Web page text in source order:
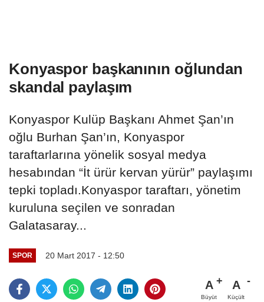
Konyaspor başkanının oğlundan
skandal paylaşım
Konyaspor Kulüp Başkanı Ahmet Şan’ın
oğlu Burhan Şan’ın, Konyaspor
taraftarlarına yönelik sosyal medya
hesabından “İt ürür kervan yürür” paylaşımı
tepki topladı.Konyaspor taraftarı, yönetim
kuruluna seçilen ve sonradan
Galatasaray...
SPOR 20 Mart 2017 - 12:50
A
Büyüt
A
Küçült